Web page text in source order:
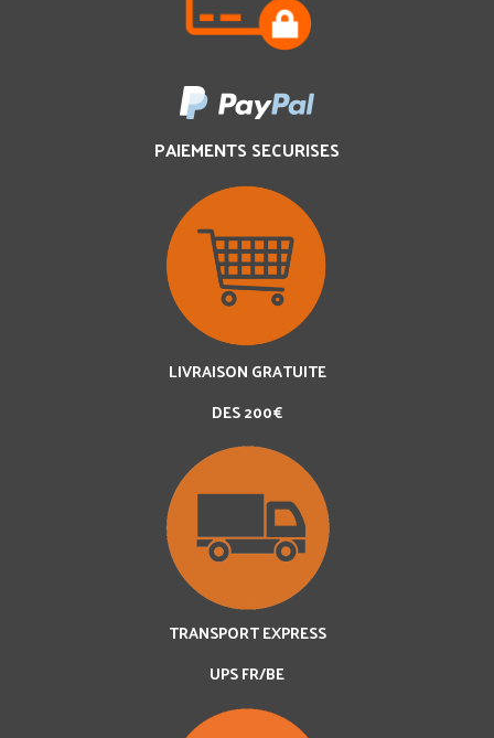
PAIEMENTS SECURISES
LIVRAISON GRATUITE
DES 200€
TRANSPORT EXPRESS
UPS FR/BE